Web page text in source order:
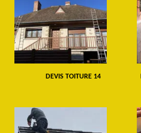
DEVIS TOITURE 14